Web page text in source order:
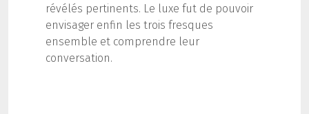
révélés pertinents. Le luxe fut de pouvoir
envisager enfin les trois fresques
ensemble et comprendre leur
conversation.